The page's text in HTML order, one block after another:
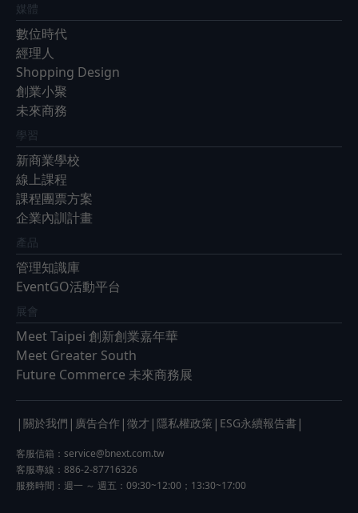
媒體
數位時代
經理人
Shopping Design
創業小聚
未來商務
學習
新商業學校
線上課程
課程團票方案
企業內訓計畫
產品
管理知識庫
EventGO活動平台
展會
Meet Taipei 創新創業嘉年華
Meet Greater South
Future Commerce 未來商務展
| 關於我們 | 廣告合作 | 徵才 | 隱私權政策 | ESG永續報告書 |
客服信箱： service@bnext.com.tw
客服專線：886-2-87716326
服務時間：週一 ～ 週五：09:30~12:00；13:30~17:00